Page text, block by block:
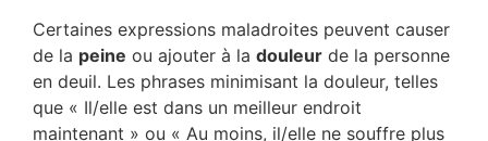
Certaines expressions maladroites peuvent causer
de la peine ou ajouter à la douleur de la personne
en deuil. Les phrases minimisant la douleur, telles
que « Il/elle est dans un meilleur endroit
maintenant » ou « Au moins, il/elle ne souffre plus